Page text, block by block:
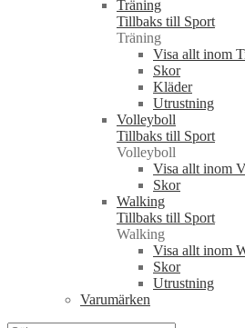
Träning
Tillbaks till Sport
Träning
Visa allt inom
Skor
Kläder
Utrustning
Volleyboll
Tillbaks till Sport
Volleyboll
Visa allt inom
Skor
Walking
Tillbaks till Sport
Walking
Visa allt inom
Skor
Utrustning
Varumärken